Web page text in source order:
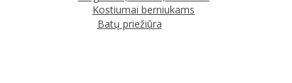
Kostiumai berniukams
Batų priežiūra